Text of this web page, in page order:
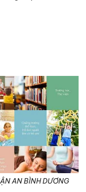
AN BÌNH DƯƠNG